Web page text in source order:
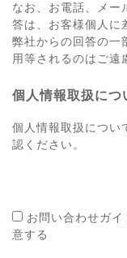
なお、お電話、メー
答は、お客様個人に
弊社からの回答の一
用等されるのはご遠
個人情報取扱につ
個人情報取扱につい
認ください。
お問い合わせガ
意する